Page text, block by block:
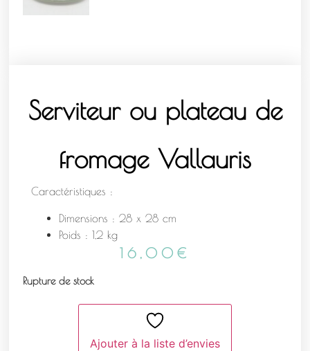
Serviteur ou plateau de
fromage Vallauris
Caractéristiques :
Dimensions : 28 x 28 cm
Poids : 1,2 kg
16,00 €
Rupture de stock
Ajouter à la liste d’envies